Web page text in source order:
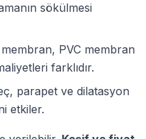
sökülmesi
PVC membran
farklıdır.
parapet ve dilatasyon
etkiler.